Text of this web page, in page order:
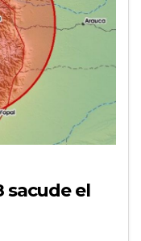
sacude el